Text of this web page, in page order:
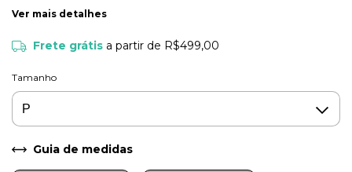
Ver mais detalhes
Frete grátis a partir de R$499,00
Tamanho
Guia de medidas